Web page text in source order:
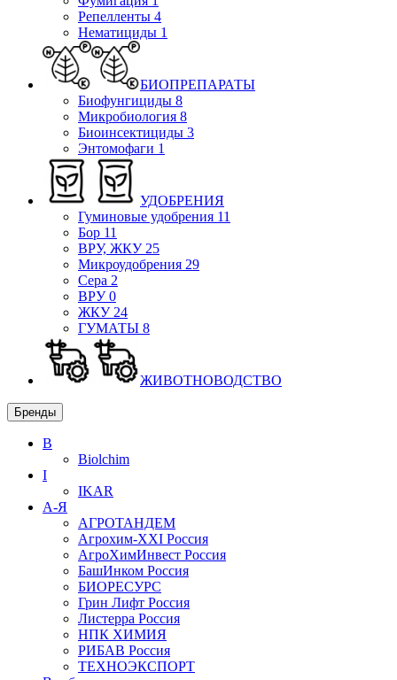
Репелленты 4
Нематициды 1
БИОПРЕПАРАТЫ
Биофунгициды 8
Микробиология 8
Биоинсектициды 3
Энтомофаги 1
УДОБРЕНИЯ
Гуминовые удобрения 11
Бор 11
ВРУ, ЖКУ 25
Микроудобрения 29
Сера 2
ВРУ0
ЖКУ 24
ГУМАТЫ 8
ЖИВОТНОВОДСТВО
Бренды
B
Biolchim
I
IKAR
А-Я
АГРОТАНДЕМ
Агрохим-XXI Россия
АгроХимИнвест Россия
БашИнком Россия
БИОРЕСУРС
Грин Лифт Россия
Листерра Россия
НПК ХИМИЯ
РИБАВ Россия
ТЕХНОЭКСПОРТ